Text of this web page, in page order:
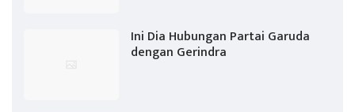
Ini Dia Hubungan Partai Garuda
dengan Gerindra